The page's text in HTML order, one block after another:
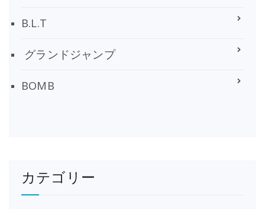
B.L.T
グランドジャンプ
BOMB
カテゴリー